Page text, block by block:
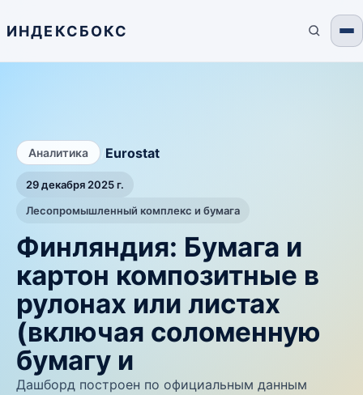
ИНДЕКСБОКС
Аналитика Eurostat
29 декабря 2025 г.
Лесопромышленный комплекс и бумага
Финляндия: Бумага и
картон композитные в
рулонах или листах
(включая соломенную
бумагу и
Дашборд построен по официальным данным